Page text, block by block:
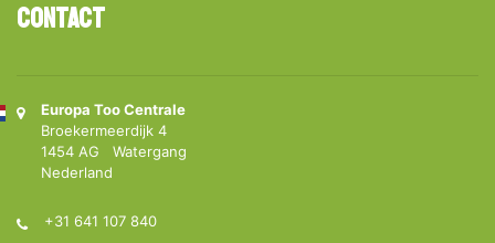
Contact
Europa Too Centrale
Broekermeerdijk 4
1454 AG Watergang
Nederland
+31 641 107 840